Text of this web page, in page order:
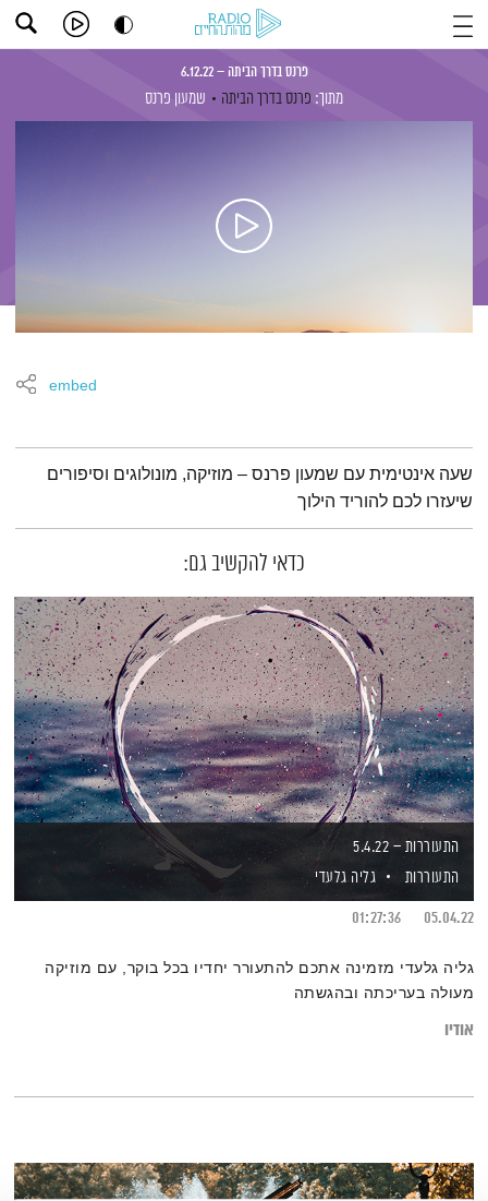
פרנס בדרך הביתה – 6.12.22
מתוך: פרנס בדרך הביתה שמעון פרנס
embed
תמצית הפודקאסט
שעה אינטימית עם שמעון פרנס – מוזיקה, מונולוגים וסיפורים
שיעזרו לכם להוריד הילוך
כדאי להקשיב גם:
התעוררות – 5.4.22
התעוררות
גליה גלעדי
05.04.22
01:27:36
גליה גלעדי מזמינה אתכם להתעורר יחדיו בכל בוקר, עם מוזיקה
מעולה בעריכתה ובהגשתה
אודיו